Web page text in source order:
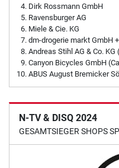
Dirk Rossmann GmbH
Ravensburger AG
Miele & Cie. KG
dm-drogerie markt GmbH +
Andreas Stihl AG & Co. KG
Canyon Bicycles GmbH
ABUS August Bremicker
N-TV & DISQ 2024
GESAMTSIEGER SHOPS